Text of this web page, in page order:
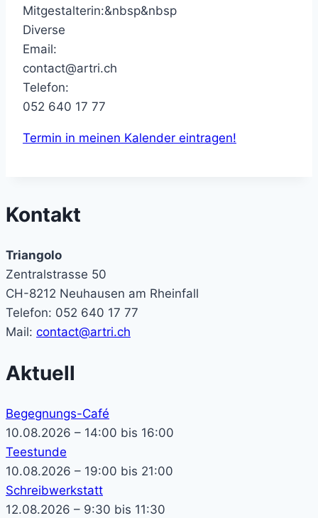
Mitgestalterin:&nbsp&nbsp
Diverse
Email:
contact@artri.ch
Telefon:
052 640 17 77
Termin in meinen Kalender eintragen!
Kontakt
Triangolo
Zentralstrasse 50
CH-8212 Neuhausen am Rheinfall
Telefon: 052 640 17 77
Mail: contact@artri.ch
Aktuell
Begegnungs-Café
10.08.2026 – 14:00 bis 16:00
Teestunde
10.08.2026 – 19:00 bis 21:00
Schreibwerkstatt
12.08.2026 – 9:30 bis 11:30